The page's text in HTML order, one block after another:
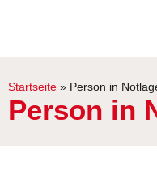
Startseite » Person in
Person in